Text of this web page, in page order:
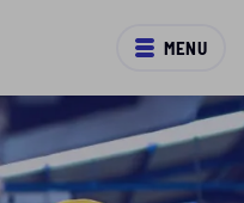
MENU